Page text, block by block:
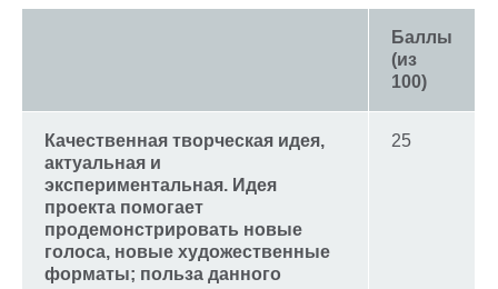
Баллы
(из
100)
Качественная творческая идея,
актуальная и
экспериментальная. Идея
проекта помогает
продемонстрировать новые
голоса, новые художественные
форматы; польза данного
25